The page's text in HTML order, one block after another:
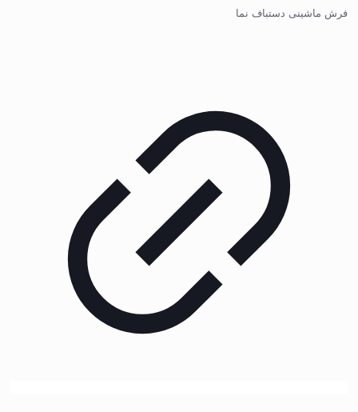
فرش ماشینی دستباف نما